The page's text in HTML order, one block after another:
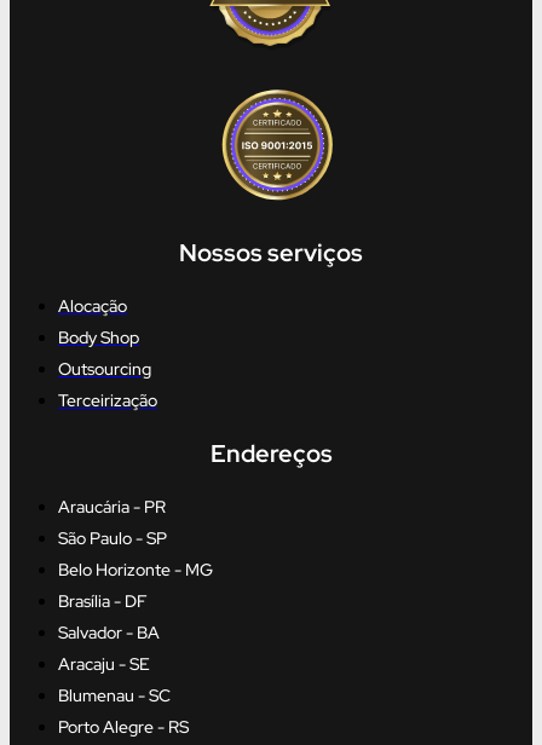
Nossos serviços
Alocação
Body Shop
Outsourcing
Terceirização
Endereços
Araucária - PR
São Paulo - SP
Belo Horizonte - MG
Brasília - DF
Salvador - BA
Aracaju - SE
Blumenau - SC
Porto Alegre - RS